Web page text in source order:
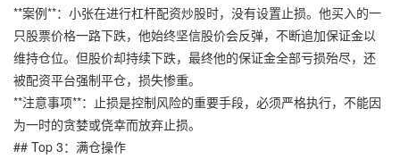
**案例**：小张在进行杠杆配资炒股时，没有设置止损。他买入的一
只股票价格一路下跌，他始终坚信股价会反弹，不断追加保证金以
维持仓位。但股价却持续下跌，最终他的保证金全部亏损殆尽，还
被配资平台强制平仓，损失惨重。
**注意事项**：止损是控制风险的重要手段，必须严格执行，不能因
为一时的贪婪或侥幸而放弃止损。
## Top 3：满仓操作